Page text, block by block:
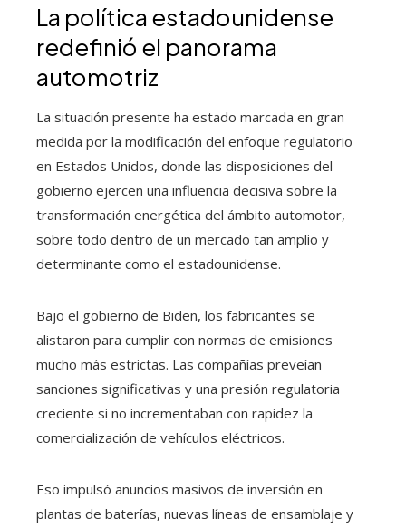
La política estadounidense
redefinió el panorama
automotriz
La situación presente ha estado marcada en gran
medida por la modificación del enfoque regulatorio
en Estados Unidos, donde las disposiciones del
gobierno ejercen una influencia decisiva sobre la
transformación energética del ámbito automotor,
sobre todo dentro de un mercado tan amplio y
determinante como el estadounidense.
Bajo el gobierno de Biden, los fabricantes se
alistaron para cumplir con normas de emisiones
mucho más estrictas. Las compañías preveían
sanciones significativas y una presión regulatoria
creciente si no incrementaban con rapidez la
comercialización de vehículos eléctricos.
Eso impulsó anuncios masivos de inversión en
plantas de baterías, nuevas líneas de ensamblaje y